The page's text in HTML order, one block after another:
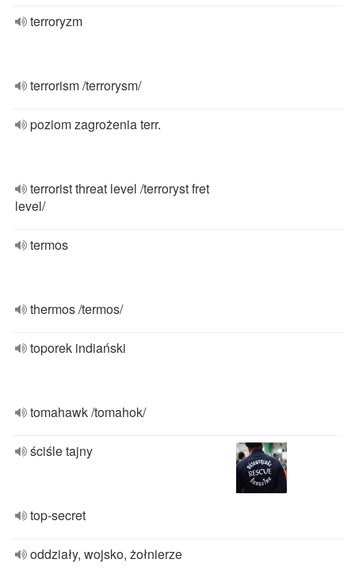
terroryzm
terrorism /terrorysm/
poziom zagrożenia terr.
terrorist threat level /terroryst fret
level/
termos
thermos /termos/
toporek indiański
tomahawk /tomahok/
ściśle tajny
top-secret
oddziały, wojsko, żołnierze